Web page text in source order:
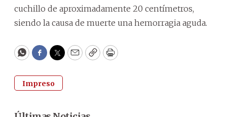
cuchillo de aproximadamente 20 centímetros,
siendo la causa de muerte una hemorragia aguda.
WhatsApp
Facebook
Twitter
EmailCopyPrint
Impreso